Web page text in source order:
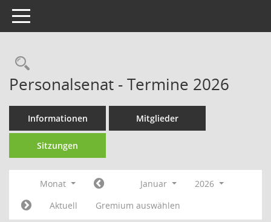
Toggle navigation
Rechercheauswahl
Personalsenat - Termine 2026
Informationen Mitglieder
Sitzungen
Monat Januar
2026
Aktuell
Gremium auswählen